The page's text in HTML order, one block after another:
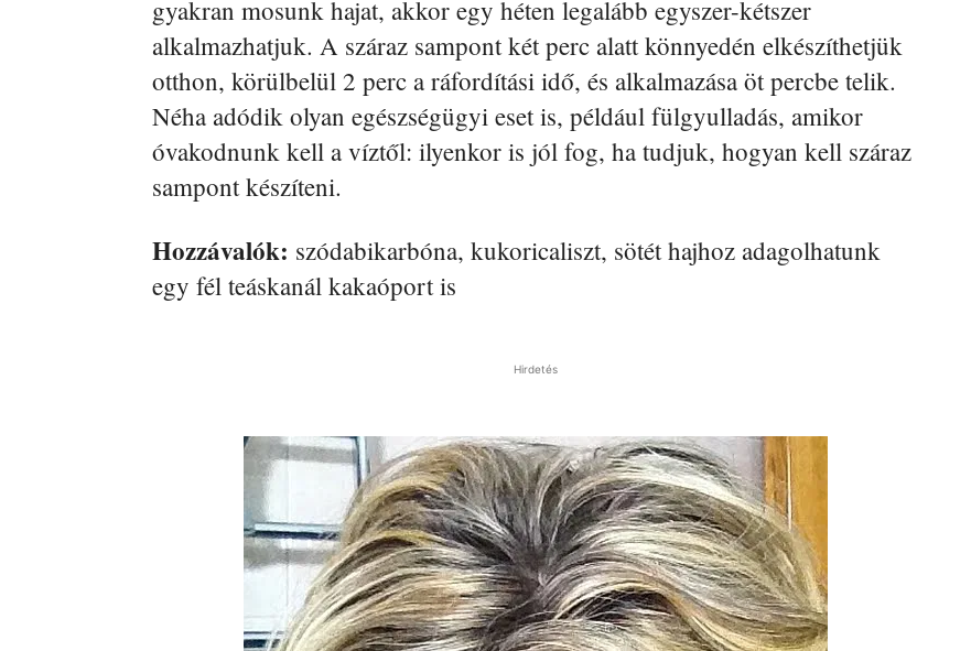
gyakran mosunk hajat, akkor egy héten legalább egyszer-kétszer
alkalmazhatjuk. A száraz sampont két perc alatt könnyedén elkészíthetjük
otthon, körülbelül 2 perc a ráfordítási idő, és alkalmazása öt percbe telik.
Néha adódik olyan egészségügyi eset is, például fülgyulladás, amikor
óvakodnunk kell a víztől: ilyenkor is jól fog, ha tudjuk, hogyan kell száraz
sampont készíteni.
Hozzávalók: szódabikarbóna, kukoricaliszt, sötét hajhoz adagolhatunk
egy fél teáskanál kakaóport is
Hirdetés